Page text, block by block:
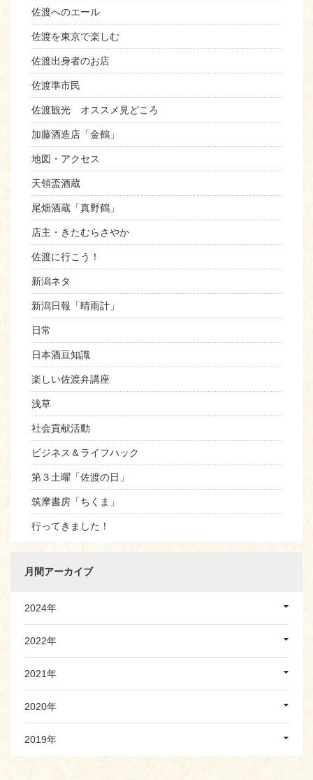
佐渡へのエール
佐渡を東京で楽しむ
佐渡出身者のお店
佐渡準市民
佐渡観光 オススメ見どころ
加藤酒造店「金鶴」
地図・アクセス
天領盃酒蔵
尾畑酒蔵「真野鶴」
店主・きたむらさやか
佐渡に行こう！
新潟ネタ
新潟日報「晴雨計」
日常
日本酒豆知識
楽しい佐渡弁講座
浅草
社会貢献活動
ビジネス＆ライフハック
第３土曜「佐渡の日」
筑摩書房「ちくま」
行ってきました！
月間アーカイブ
2024年
2022年
2021年
2020年
2019年